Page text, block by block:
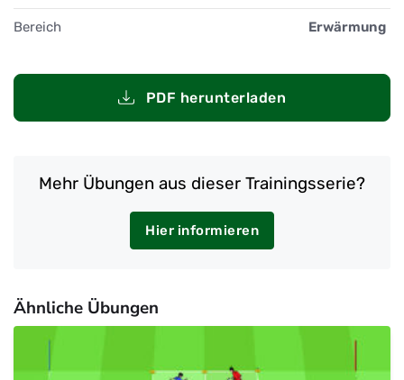
Bereich Erwärmung
PDF herunterladen
Mehr Übungen aus dieser Trainingsserie?
Hier informieren
Ähnliche Übungen